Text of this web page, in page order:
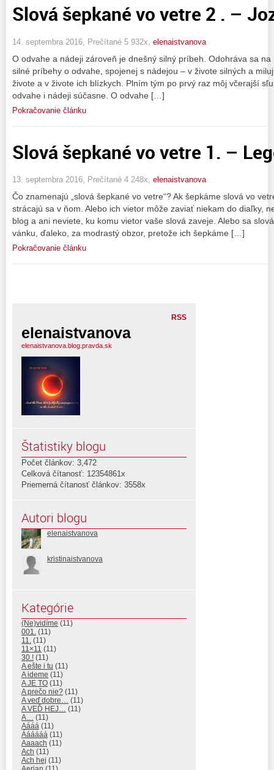
Slová šepkané vo vetre 2 . –
14. septembra 2016, Prečítané 5 932x, elenaistvanova
O odvahe a nádeji zároveň je dnešný silný príbeh. Odohráva sa
silné príbehy o odvahe, spojenej s nádejou – v živote silných a
živote a v živote ich blízkych. Plním tým po prvý raz môj včerajší
odvahe i nádeji súčasne. O odvahe […]
Pokračovanie článku
Slová šepkané vo vetre 1. –
13. septembra 2016, Prečítané 4 248x, elenaistvanova
Čo znamenajú „slová šepkané vo vetre“? Ak šepkáme slová vo
strácajú sa v ňom. Alebo ich vietor môže zaviať niekam do diaľky,
blog a ani neviete, ku komu vietor vaše slová zaveje. Alebo sa
vánku, ďaleko, za modrastý obzor, pretože ich šepkáme […]
Pokračovanie článku
RSS
elenaistvanova
elenaistvanova.blog.pravda.sk
Štatistiky blogu
Počet článkov: 3,472
Celková čítanosť: 12354861x
Priemerná čítanosť článkov: 3558x
Autori blogu
elenaistvanova
kristinaistvanova
Kategórie
(Ne)vidíme (11)
001. (11)
11. (11)
11×11 (11)
30.! (11)
A ešte i tu (11)
A ideme (11)
A JE TO (11)
A prečo nie? (11)
A veď dobre… (11)
A VEĎ HEJ… (11)
A… (11)
Aááá (11)
Áááááá (11)
Aaaach (11)
Ach (11)
Ach hej (11)